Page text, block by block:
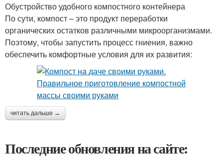
Обустройство удобного компостного контейнера
По сути, компост – это продукт переработки
органических остатков различными микроорганизмами.
Поэтому, чтобы запустить процесс гниения, важно
обеспечить комфортные условия для их развития:
читать дальше →
Последние обновления на сайте: